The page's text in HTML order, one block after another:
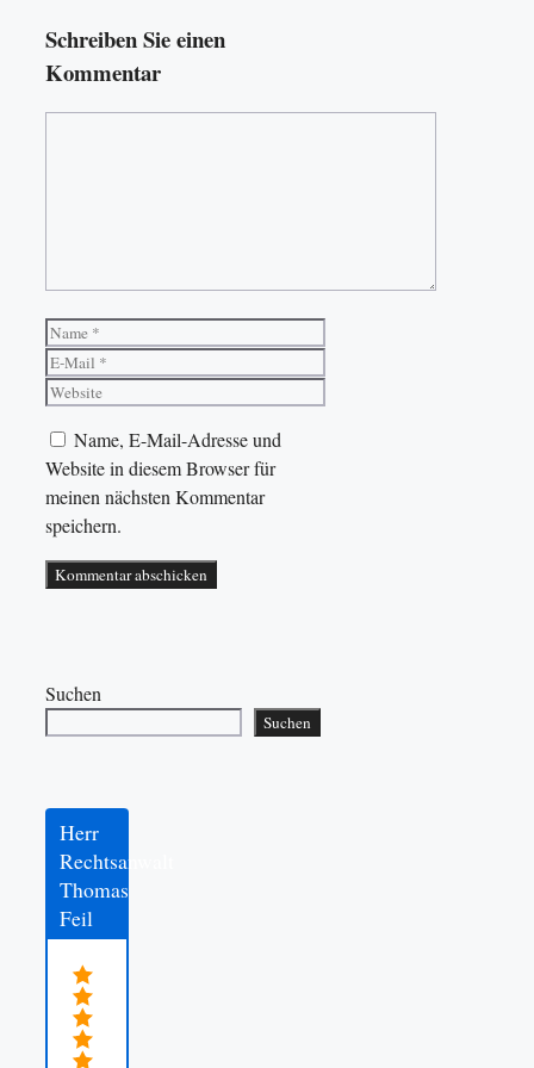
Schreiben Sie einen
Kommentar
Name
Mail
Name, E-Mail-Adresse und
Website in diesem Browser für
meinen nächsten Kommentar
speichern.
Suchen
Suchen
Herr
Rechtsanwalt
Thomas
Feil